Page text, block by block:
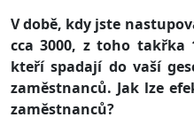
V době, kdy jste
cca 3000, z toho takřka
kteří spadají do vaší
zaměstnanců. Jak lze
zaměstnanců?